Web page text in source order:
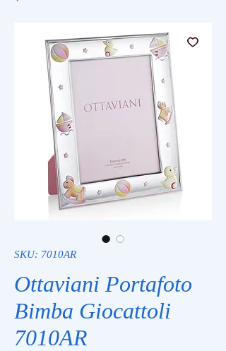
SKU: 7010AR
Ottaviani Portafoto
Bimba Giocattoli
7010AR